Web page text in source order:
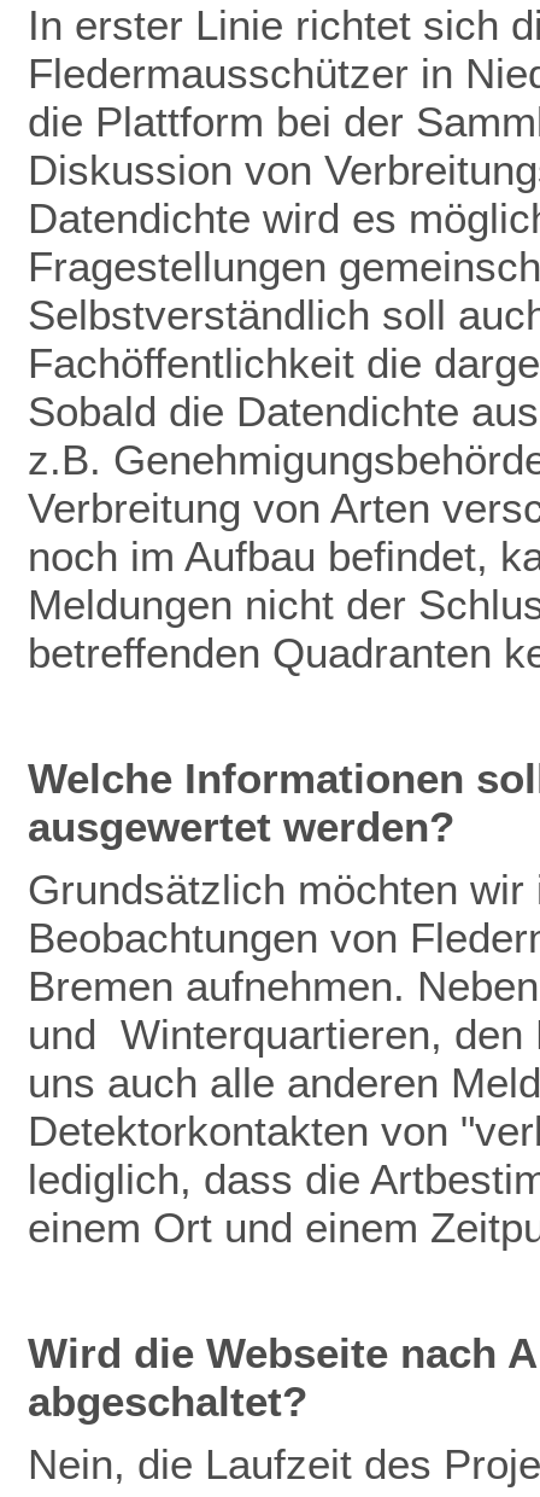
In erster Linie richtet sich
Fledermausschützer in
die Plattform bei der
Diskussion von
Datendichte wird es
Fragestellungen
Selbstverständlich soll
Fachöffentlichkeit die
Sobald die Datendichte
z.B.
Verbreitung von Arten
noch im Aufbau befindet,
Meldungen nicht der
betreffenden Quadranten
Welche Informationen
ausgewertet werden?
Grundsätzlich möchten
Beobachtungen von
Bremen aufnehmen.
und Winterquartieren, den
uns auch alle anderen
Detektorkontakten von
lediglich, dass die
einem Ort und einem
Wird die Webseite nach
abgeschaltet?
Nein, die Laufzeit des